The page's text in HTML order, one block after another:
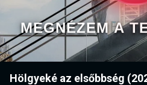
MEGNÉZEM A
Hölgyeké az elsőbbség